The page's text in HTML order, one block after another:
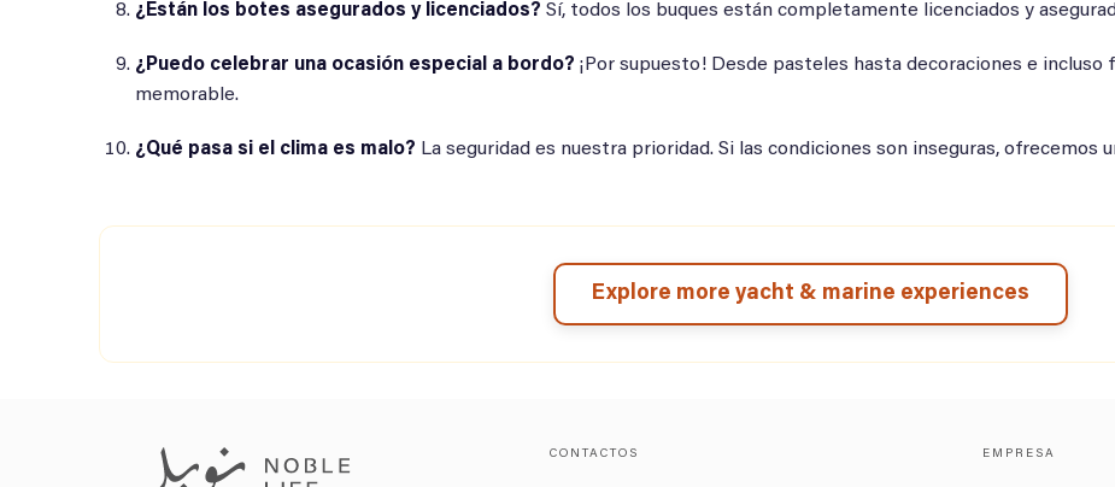
¿Están los botes asegurados y licenciados? Sí, todos los buques están completamente licenciados y
¿Puedo celebrar una ocasión especial a bordo? ¡Por supuesto! Desde pasteles hasta decoraciones e
memorable.
¿Qué pasa si el clima es malo? La seguridad es nuestra prioridad. Si las condiciones son inseguras,
Explore more yacht & marine experiences
CONTACTOS EMPRESA